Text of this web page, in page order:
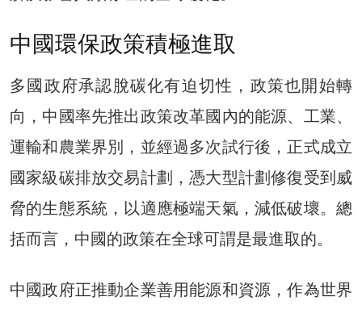
中國環保政策積極進取
多國政府承認脫碳化有迫切性，政策也開始轉
向，中國率先推出政策改革國內的能源、工業、
運輸和農業界別，並經過多次試行後，正式成立
國家級碳排放交易計劃，憑大型計劃修復受到威
脅的生態系統，以適應極端天氣，減低破壞。總
括而言，中國的政策在全球可謂是最進取的。
中國政府正推動企業善用能源和資源，作為世界